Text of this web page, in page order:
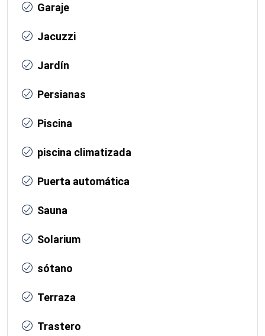
Garaje
Jacuzzi
Jardín
Persianas
Piscina
piscina climatizada
Puerta automática
Sauna
Solarium
sótano
Terraza
Trastero